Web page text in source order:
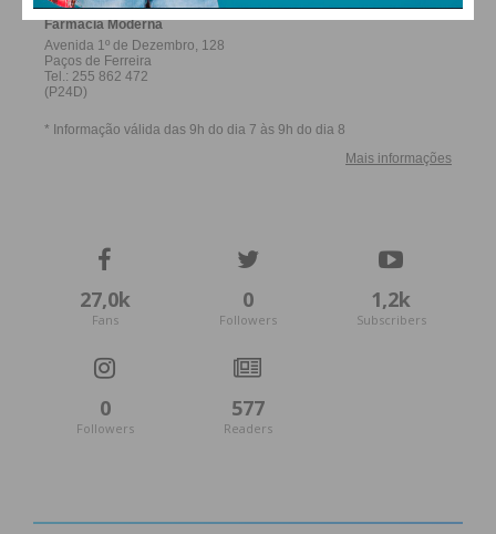
27,0k
Fans
0
Followers
1,2k
Subscribers
0
Followers
577
Readers